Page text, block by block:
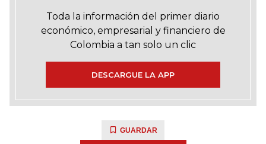
Toda la información del primer diario
económico, empresarial y financiero de
Colombia a tan solo un clic
DESCARGUE LA APP
GUARDAR